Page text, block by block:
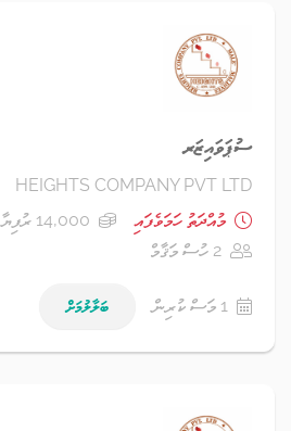
ސުޕަވައިޒަރ
HEIGHTS COMPANY PVT LTD
މުއްދަތު ހަމަވެފައި
14,000 ރުފިޔާ - 16,000 ރުފިޔާ
2 ހުސް މަޤާމް
1 މަސް ކުރިން ބަލާލުމަށް